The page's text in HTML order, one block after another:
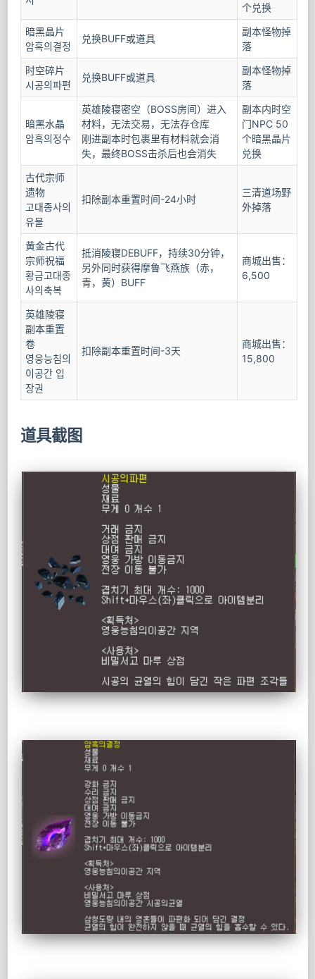
个兑换
暗黑晶片
암흑의결정
兑换BUFF或道具
副本怪物掉
落
时空碎片
시공의파편
兑换BUFF或道具
副本怪物掉
落
暗黑水晶
암흑의정수
英雄陵寝密空（BOSS房间）进入
材料，无法交易，无法存仓库
刚进副本时包裹里有材料就会消
失，最终BOSS击杀后也会消失
副本内时空
门NPC 50
个暗黑晶片
兑换
古代宗师
遗物
고대종사의
유물
扣除副本重置时间-24小时
三清道场野
外掉落
黄金古代
宗师祝福
황금고대종
사의축복
抵消陵寝DEBUFF，持续30分钟，
另外同时获得摩鲁飞燕族（赤，
青，黄）BUFF
商城出售：
6,500
英雄陵寝
副本重置
卷
영웅능침의
이공간 입
장권
扣除副本重置时间-3天
商城出售：
15,800
道具截图